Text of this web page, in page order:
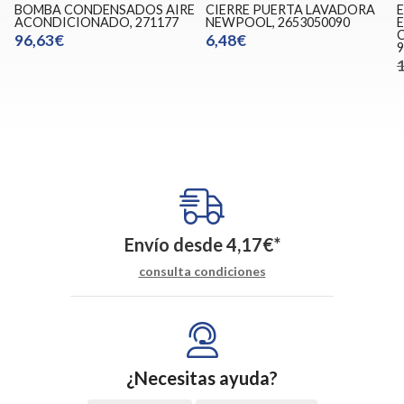
BOMBA CONDENSADOS AIRE
ACONDICIONADO, 271177
96,63€
CIERRE PUERTA LAVADORA
NEWPOOL, 2653050090
6,48€
Envío desde4,17€*
consulta condiciones
¿Necesitas ayuda?